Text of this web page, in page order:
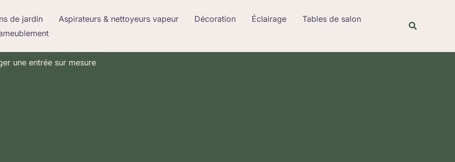
de jardin Aspirateurs & nettoyeurs vapeur Décoration Éclairage
Tables de salon
une entrée sur mesure